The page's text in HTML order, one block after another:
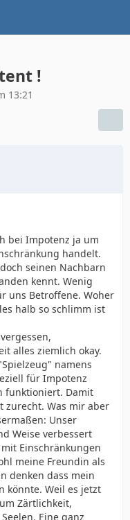
!
13:21
bei Impotenz ja um
handelt.
seinen Nachbarn
kennt. Wenig
uns Betroffene. Woher
halb so schlimm ist
alles ziemlich okay.
namens
für Impotenz
funktioniert. Damit
zurecht. Was mir aber
Unser
Weise verbessert
Einschränkungen
meine Freundin als
denken dass mein
könnte. Weil es jetzt
Zärtlichkeit,
Eine ganz